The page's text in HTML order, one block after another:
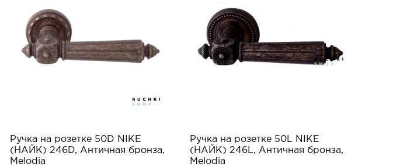
Ручка на розетке 50D NIKE
(НАЙК) 246D, Античная бронза,
Melodia
Ручка на розетке 50L NIKE
(НАЙК) 246L, Античная бронза,
Melodia